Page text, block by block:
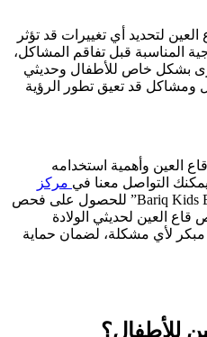
لتحديد أي تغييرات قد تؤثر
المناسبة قبل تفاقم المشاكل،
بشكل خاص للأطفال وحديثي
ومشاكل قد تعيق تطور الرؤية
العين وأهمية استخدامه
التواصل معنا في مركز
“Bariq Kids Eye Centers” للحصول على فحص
العين لحديثي الولادة
مبكر لأي مشكلة، لضمان حماية
للأطفال؟